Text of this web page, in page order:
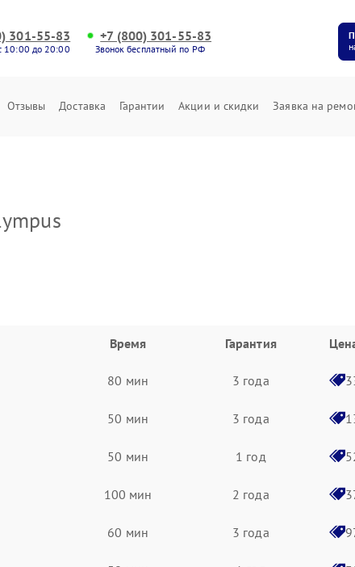
301-55-83
10:00 до 20:00
+7 (800) 301-55-83
Звонок бесплатный по РФ
Отзывы Доставка Гарантии Акции и скидки Заявка на
Время Гарантия
80 мин 3 года
50 мин 3 года
50 мин 1 год
100 мин 2 года
60 мин 3 года